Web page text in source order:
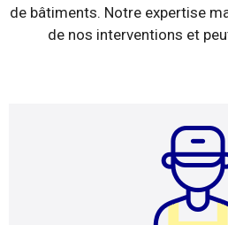
de bâtiments. Notre expertise
de nos interventions et